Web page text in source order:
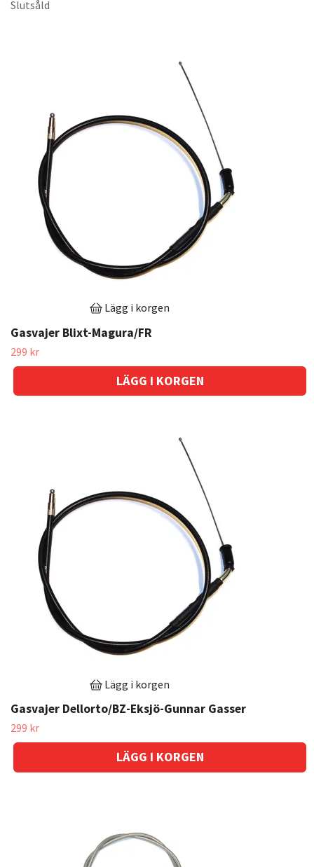
Slutsåld
Lägg i korgen
Gasvajer Blixt-Magura/FR
299 kr
Lägg i korgen
Gasvajer Dellorto/BZ-Eksjö-Gunnar Gasser
299 kr